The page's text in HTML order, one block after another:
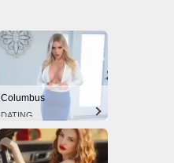
Columbus
DATING